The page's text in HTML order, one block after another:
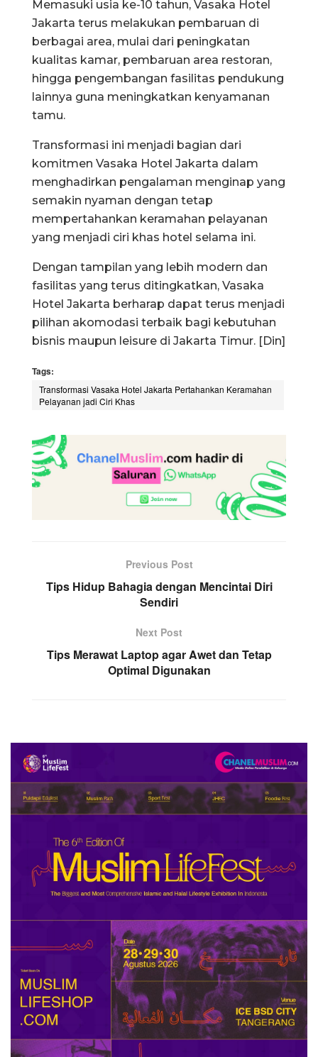
Memasuki usia ke-10 tahun, Vasaka Hotel
Jakarta terus melakukan pembaruan di
berbagai area, mulai dari peningkatan
kualitas kamar, pembaruan area restoran,
hingga pengembangan fasilitas pendukung
lainnya guna meningkatkan kenyamanan
tamu.
Transformasi ini menjadi bagian dari
komitmen Vasaka Hotel Jakarta dalam
menghadirkan pengalaman menginap yang
semakin nyaman dengan tetap
mempertahankan keramahan pelayanan
yang menjadi ciri khas hotel selama ini.
Dengan tampilan yang lebih modern dan
fasilitas yang terus ditingkatkan, Vasaka
Hotel Jakarta berharap dapat terus menjadi
pilihan akomodasi terbaik bagi kebutuhan
bisnis maupun leisure di Jakarta Timur. [Din]
Tags:
Transformasi Vasaka Hotel Jakarta Pertahankan Keramahan
Pelayanan jadi Ciri Khas
Previous Post
Tips Hidup Bahagia dengan Mencintai Diri
Sendiri
Next Post
Tips Merawat Laptop agar Awet dan Tetap
Optimal Digunakan